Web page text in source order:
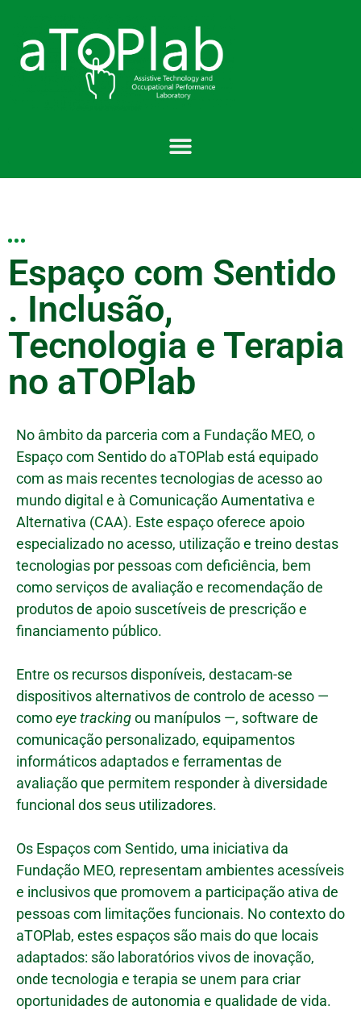
Espaço com Sentido
. Inclusão,
Tecnologia e Terapia
no aTOPlab
No âmbito da parceria com a Fundação MEO, o
Espaço com Sentido do aTOPlab está equipado
com as mais recentes tecnologias de acesso ao
mundo digital e à Comunicação Aumentativa e
Alternativa (CAA). Este espaço oferece apoio
especializado no acesso, utilização e treino destas
tecnologias por pessoas com deficiência, bem
como serviços de avaliação e recomendação de
produtos de apoio suscetíveis de prescrição e
financiamento público.
Entre os recursos disponíveis, destacam-se
dispositivos alternativos de controlo de acesso —
comoeye trackingou manípulos —, software de
comunicação personalizado, equipamentos
informáticos adaptados e ferramentas de
avaliação que permitem responder à diversidade
funcional dos seus utilizadores.
Os Espaços com Sentido, uma iniciativa da
Fundação MEO, representam ambientes acessíveis
e inclusivos que promovem a participação ativa de
pessoas com limitações funcionais. No contexto do
aTOPlab, estes espaços são mais do que locais
adaptados: são laboratórios vivos de inovação,
onde tecnologia e terapia se unem para criar
oportunidades de autonomia e qualidade de vida.